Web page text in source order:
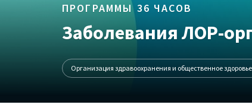
ПРОГРАММЫ 36 ЧАСОВ
Заболевания ЛОР-
Организация здравоохранения и общественное здоровье